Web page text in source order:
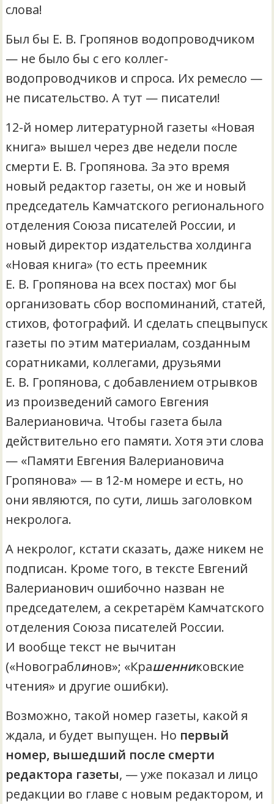
слова!
Был бы Е. В. Гропянов водопроводчиком
— не было бы с его коллег-
водопроводчиков и спроса. Их ремесло —
не писательство. А тут — писатели!
12-й номер литературной газеты «Новая
книга» вышел через две недели после
смерти Е. В. Гропянова. За это время
новый редактор газеты, он же и новый
председатель Камчатского регионального
отделения Союза писателей России, и
новый директор издательства холдинга
«Новая книга» (то есть преемник
Е. В. Гропянова на всех постах) мог бы
организовать сбор воспоминаний, статей,
стихов, фотографий. И сделать спецвыпуск
газеты по этим материалам, созданным
соратниками, коллегами, друзьями
Е. В. Гропянова, с добавлением отрывков
из произведений самого Евгения
Валериановича. Чтобы газета была
действительно его памяти. Хотя эти слова
— «Памяти Евгения Валериановича
Гропянова» — в 12-м номере и есть, но
они являются, по сути, лишь заголовком
некролога.
А некролог, кстати сказать, даже никем не
подписан. Кроме того, в тексте Евгений
Валерианович ошибочно назван не
председателем, а секретарём Камчатского
отделения Союза писателей России.
И вообще текст не вычитан
(«Новограблинов»; «Крашенниковские
чтения» и другие ошибки).
Возможно, такой номер газеты, какой я
ждала, и будет выпущен. Но первый
номер, вышедший после смерти
редактора газеты, — уже показал и лицо
редакции во главе с новым редактором, и